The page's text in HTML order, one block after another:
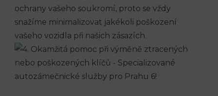
ochrany vašeho soukromí,‍ proto se vždy
⁤snažíme⁢ minimalizovat‍ jakékoli poškození
vašeho vozidla ⁢při ​našich zásazích.